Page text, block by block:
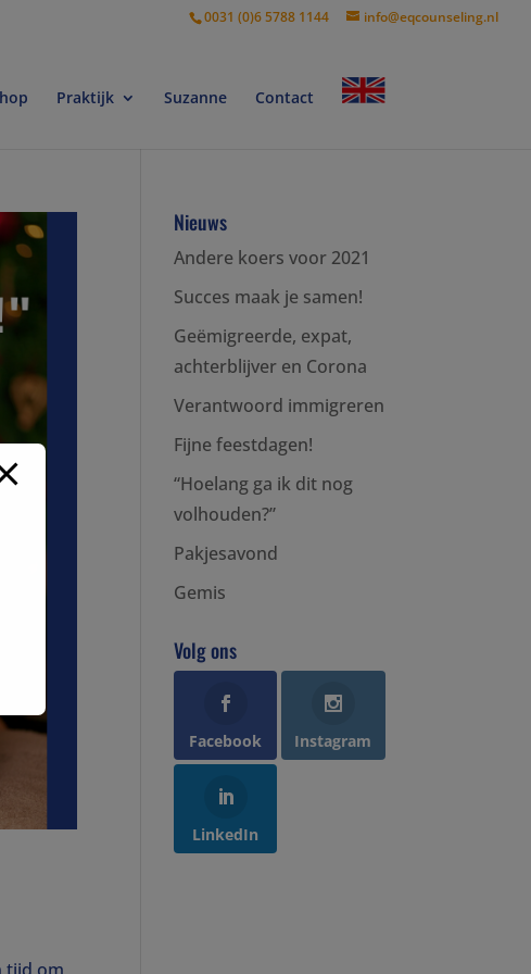
0031 (0)6 5788 1144 info@eqcounseling.nl
Praktijk Suzanne Contact
Nieuws
Andere koers voor 2021
Succes maak je samen!
Geëmigreerde, expat,
achterblijver en Corona
Verantwoord immigreren
Fijne feestdagen!
“Hoelang ga ik dit nog
volhouden?”
Pakjesavond
Gemis
Volg ons
Facebook Instagram
LinkedIn